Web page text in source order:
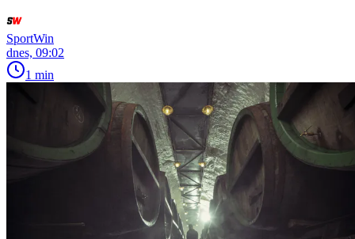
SportWin
dnes, 09:02
1 min